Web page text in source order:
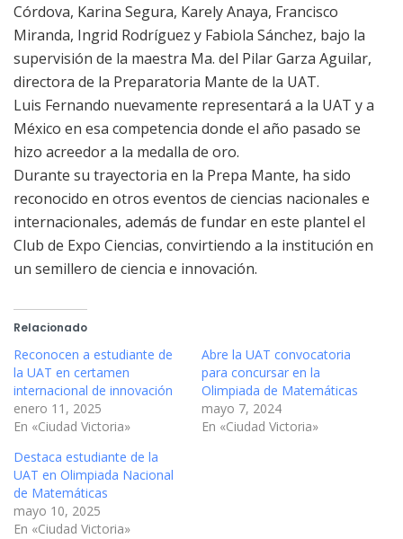
Córdova, Karina Segura, Karely Anaya, Francisco
Miranda, Ingrid Rodríguez y Fabiola Sánchez, bajo la
supervisión de la maestra Ma. del Pilar Garza Aguilar,
directora de la Preparatoria Mante de la UAT.
Luis Fernando nuevamente representará a la UAT y a
México en esa competencia donde el año pasado se
hizo acreedor a la medalla de oro.
Durante su trayectoria en la Prepa Mante, ha sido
reconocido en otros eventos de ciencias nacionales e
internacionales, además de fundar en este plantel el
Club de Expo Ciencias, convirtiendo a la institución en
un semillero de ciencia e innovación.
Relacionado
Reconocen a estudiante de
la UAT en certamen
internacional de innovación
enero 11, 2025
En «Ciudad Victoria»
Abre la UAT convocatoria
para concursar en la
Olimpiada de Matemáticas
mayo 7, 2024
En «Ciudad Victoria»
Destaca estudiante de la
UAT en Olimpiada Nacional
de Matemáticas
mayo 10, 2025
En «Ciudad Victoria»